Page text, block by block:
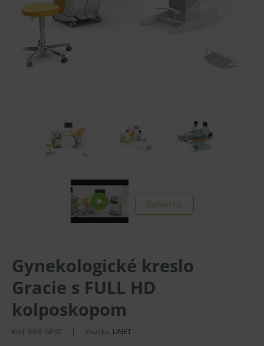
Ďalšia (12)
Gynekologické kreslo
Gracie s FULL HD
kolposkopom
Kód: GKB-GP30 Značka: LINET